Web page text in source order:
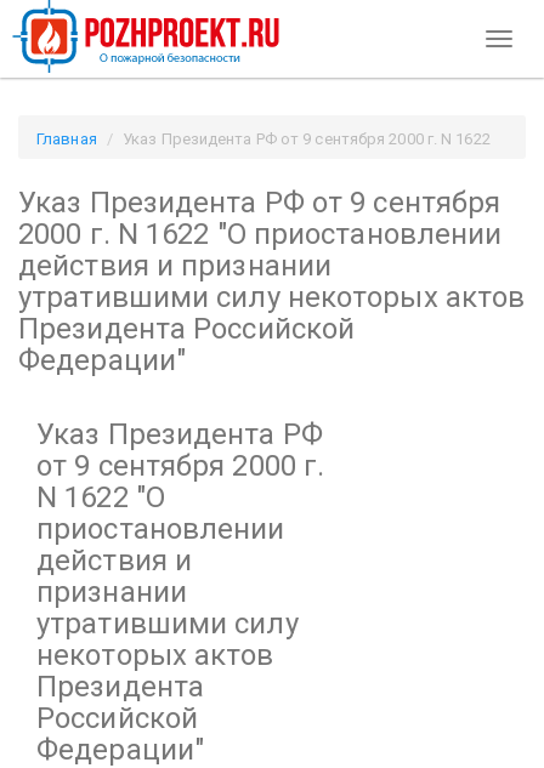
Главная
Указ Президента РФ от 9 сентября 2000 г. N 1622
силу некоторых актов Президента Российской Федерации" /
Pozhproekt.ru
Указ Президента РФ от 9 сентября
2000 г. N 1622 "О приостановлении
действия и признании
утратившими силу некоторых актов
Президента Российской
Федерации"
Указ Президента РФ
от 9 сентября 2000 г.
N 1622 "О
приостановлении
действия и
признании
утратившими силу
некоторых актов
Президента
Российской
Федерации"